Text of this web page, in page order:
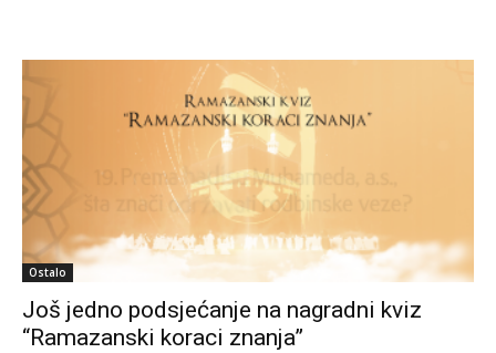
Ostalo
Još jedno podsjećanje na nagradni kviz
“Ramazanski koraci znanja”